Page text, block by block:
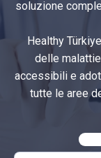
n
soluzione
Healthy
delle
accessibili e
tutte le aree